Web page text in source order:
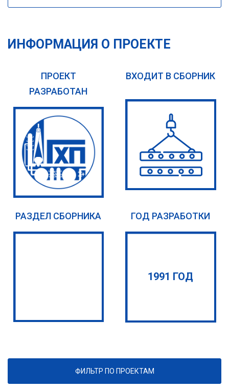
ИНФОРМАЦИЯ О ПРОЕКТЕ
ПРОЕКТ
РАЗРАБОТАН
ВХОДИТ В СБОРНИК
РАЗДЕЛ СБОРНИКА ГОД РАЗРАБОТКИ
1991 ГОД
ФИЛЬТР ПО ПРОЕКТАМ